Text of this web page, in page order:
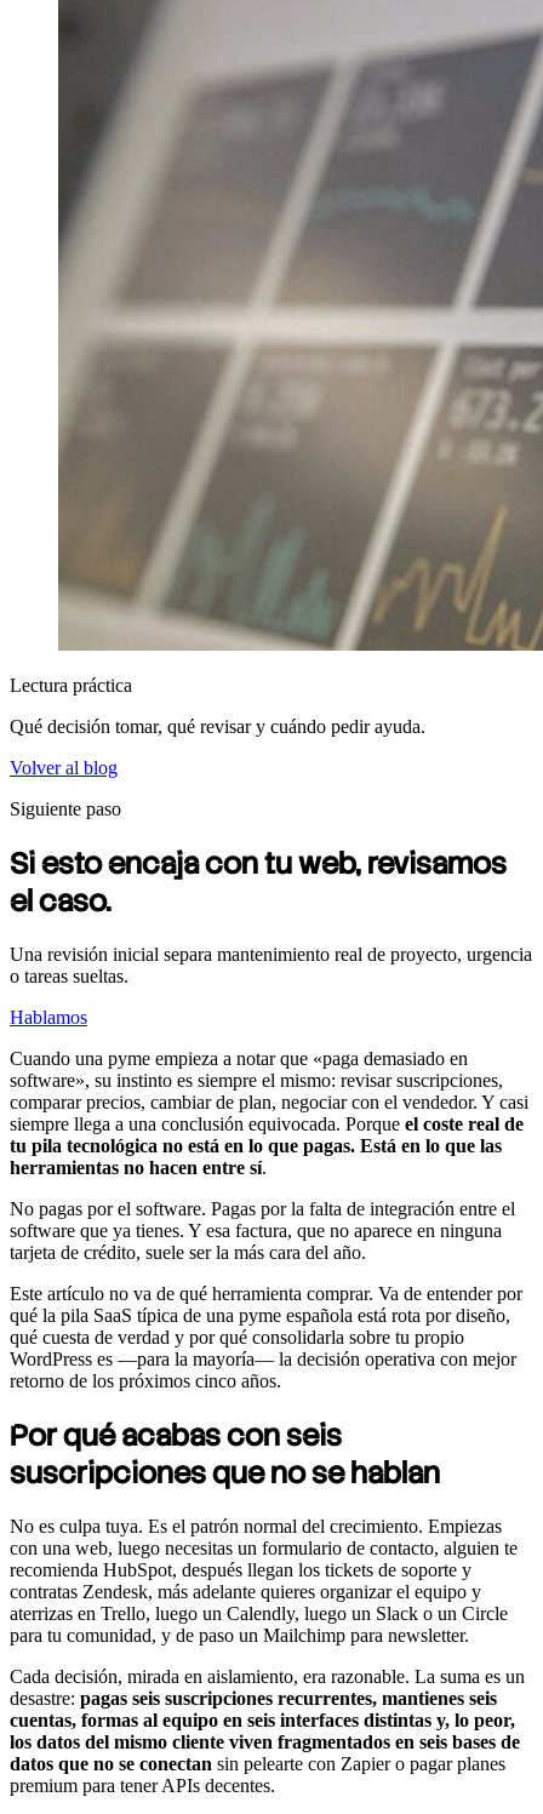
Lectura práctica
Qué decisión tomar, qué revisar y cuándo pedir ayuda.
Volver al blog
Siguiente paso
Si esto encaja con tu web, revisamos
el caso.
Una revisión inicial separa mantenimiento real de proyecto, urgencia
o tareas sueltas.
Hablamos
Cuando una pyme empieza a notar que «paga demasiado en
software», su instinto es siempre el mismo: revisar suscripciones,
comparar precios, cambiar de plan, negociar con el vendedor. Y casi
siempre llega a una conclusión equivocada. Porque el coste real de
tu pila tecnológica no está en lo que pagas. Está en lo que las
herramientas no hacen entre sí.
No pagas por el software. Pagas por la falta de integración entre el
software que ya tienes. Y esa factura, que no aparece en ninguna
tarjeta de crédito, suele ser la más cara del año.
Este artículo no va de qué herramienta comprar. Va de entender por
qué la pila SaaS típica de una pyme española está rota por diseño,
qué cuesta de verdad y por qué consolidarla sobre tu propio
WordPress es —para la mayoría— la decisión operativa con mejor
retorno de los próximos cinco años.
Por qué acabas con seis
suscripciones que no se hablan
No es culpa tuya. Es el patrón normal del crecimiento. Empiezas
con una web, luego necesitas un formulario de contacto, alguien te
recomienda HubSpot, después llegan los tickets de soporte y
contratas Zendesk, más adelante quieres organizar el equipo y
aterrizas en Trello, luego un Calendly, luego un Slack o un Circle
para tu comunidad, y de paso un Mailchimp para newsletter.
Cada decisión, mirada en aislamiento, era razonable. La suma es un
desastre: pagas seis suscripciones recurrentes, mantienes seis
cuentas, formas al equipo en seis interfaces distintas y, lo peor,
los datos del mismo cliente viven fragmentados en seis bases de
datos que no se conectan sin pelearte con Zapier o pagar planes
premium para tener APIs decentes.